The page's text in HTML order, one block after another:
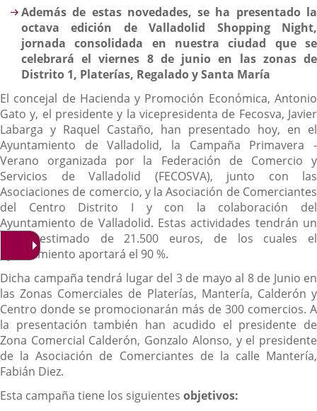
Descripción
Además de estas novedades, se ha presentado la
octava edición de Valladolid Shopping Night,
jornada consolidada en nuestra ciudad que se
celebrará el viernes 8 de junio en las zonas de
Distrito 1, Platerías, Regalado y Santa María
El concejal de Hacienda y Promoción Económica, Antonio
Gato y, el presidente y la vicepresidenta de Fecosva, Javier
Labarga y Raquel Castaño, han presentado hoy, en el
Ayuntamiento de Valladolid, la Campaña Primavera -
Verano organizada por la Federación de Comercio y
Servicios de Valladolid (FECOSVA), junto con las
Asociaciones de comercio, y la Asociación de Comerciantes
del Centro Distrito I y con la colaboración del
Ayuntamiento de Valladolid. Estas actividades tendrán un
coste estimado de 21.500 euros, de los cuales el
Ayuntamiento aportará el 90 %.
Dicha campaña tendrá lugar del 3 de mayo al 8 de Junio en
las Zonas Comerciales de Platerías, Mantería, Calderón y
Centro donde se promocionarán más de 300 comercios. A
la presentación también han acudido el presidente de
Zona Comercial Calderón, Gonzalo Alonso, y el presidente
de la Asociación de Comerciantes de la calle Mantería,
Fabián Diez.
Esta campaña tiene los siguientes objetivos: